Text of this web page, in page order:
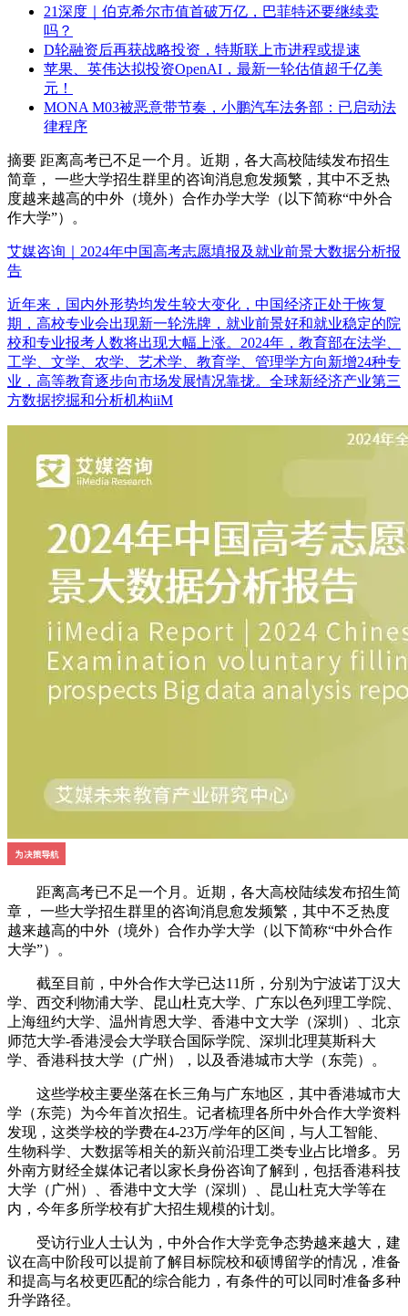
21深度｜伯克希尔市值首破万亿，巴菲特还要继续卖
吗？
D轮融资后再获战略投资，特斯联上市进程或提速
苹果、英伟达拟投资OpenAI，最新一轮估值超千亿美
元！
MONA M03被恶意带节奏，小鹏汽车法务部：已启动法
律程序
摘要 距离高考已不足一个月。近期，各大高校陆续发布招生
简章， 一些大学招生群里的咨询消息愈发频繁，其中不乏热
度越来越高的中外（境外）合作办学大学（以下简称“中外合
作大学”）。
艾媒咨询｜2024年中国高考志愿填报及就业前景大数据分析报
告
近年来，国内外形势均发生较大变化，中国经济正处于恢复
期，高校专业会出现新一轮洗牌，就业前景好和就业稳定的院
校和专业报考人数将出现大幅上涨。2024年，教育部在法学、
工学、文学、农学、艺术学、教育学、管理学方向新增24种专
业，高等教育逐步向市场发展情况靠拢。全球新经济产业第三
方数据挖掘和分析机构iiM
距离高考已不足一个月。近期，各大高校陆续发布招生简
章， 一些大学招生群里的咨询消息愈发频繁，其中不乏热度
越来越高的中外（境外）合作办学大学（以下简称“中外合作
大学”）。
截至目前，中外合作大学已达11所，分别为宁波诺丁汉大
学、西交利物浦大学、昆山杜克大学、广东以色列理工学院、
上海纽约大学、温州肯恩大学、香港中文大学（深圳）、北京
师范大学-香港浸会大学联合国际学院、深圳北理莫斯科大
学、香港科技大学（广州），以及香港城市大学（东莞）。
这些学校主要坐落在长三角与广东地区，其中香港城市大
学（东莞）为今年首次招生。记者梳理各所中外合作大学资料
发现，这类学校的学费在4-23万/学年的区间，与人工智能、
生物科学、大数据等相关的新兴前沿理工类专业占比增多。另
外南方财经全媒体记者以家长身份咨询了解到，包括香港科技
大学（广州）、香港中文大学（深圳）、昆山杜克大学等在
内，今年多所学校有扩大招生规模的计划。
受访行业人士认为，中外合作大学竞争态势越来越大，建
议在高中阶段可以提前了解目标院校和硕博留学的情况，准备
和提高与名校更匹配的综合能力，有条件的可以同时准备多种
升学路径。